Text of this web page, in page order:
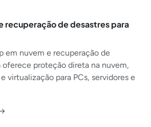
recuperação de desastres para
em nuvem e recuperação de
oferece proteção direta na nuvem,
virtualização para PCs, servidores e